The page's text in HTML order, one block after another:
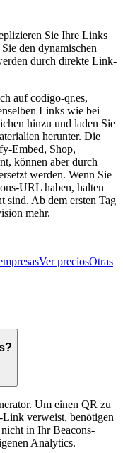
Sie Ihre Links
den dynamischen
durch direkte Link-
auf codigo-qr.es,
Links wie bei
hinzu und laden Sie
herunter. Die
Embed, Shop,
können aber durch
werden. Wenn Sie
URL haben, halten
sind. Ab dem ersten Tag
mehr.
Ver preciosOtras
Um einen QR zu
verweist, benötigen
in Ihr Beacons-
Analytics.